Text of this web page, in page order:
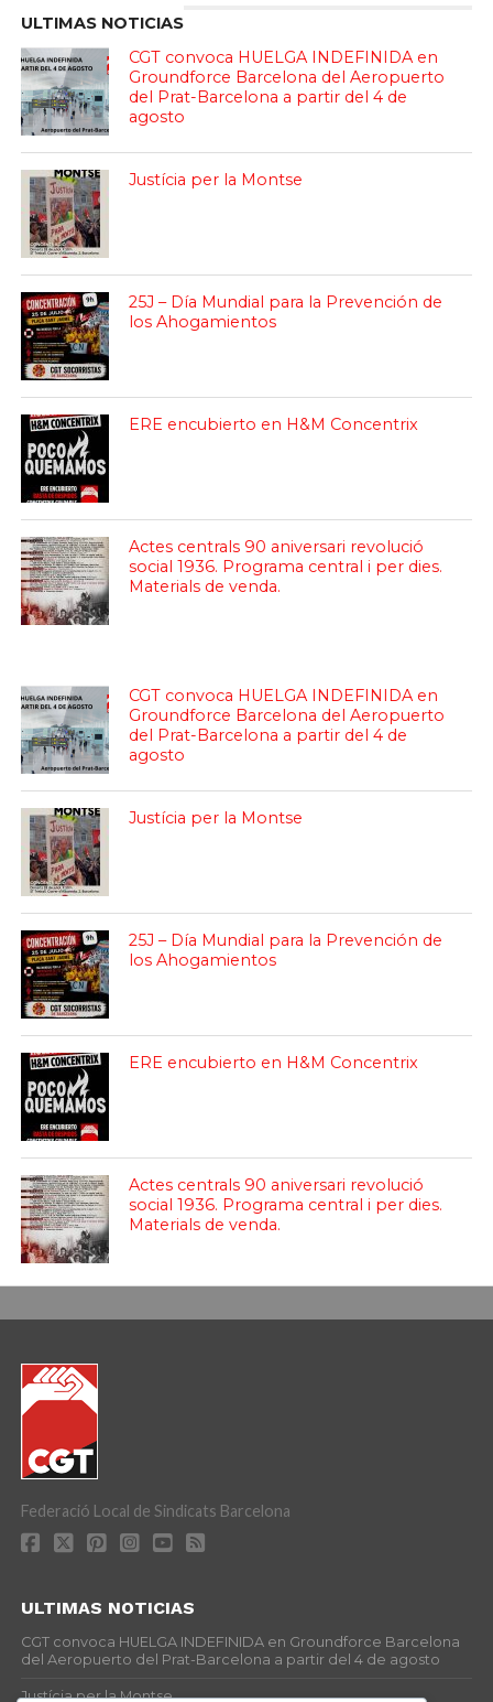
ULTIMAS NOTICIAS
CGT convoca HUELGA INDEFINIDA en
Groundforce Barcelona del Aeropuerto
del Prat-Barcelona a partir del 4 de
agosto
Justícia per la Montse
25J – Día Mundial para la Prevención de
los Ahogamientos
ERE encubierto en H&M Concentrix
Actes centrals 90 aniversari revolució
social 1936. Programa central i per dies.
Materials de venda.
CGT convoca HUELGA INDEFINIDA en
Groundforce Barcelona del Aeropuerto
del Prat-Barcelona a partir del 4 de
agosto
Justícia per la Montse
25J – Día Mundial para la Prevención de
los Ahogamientos
ERE encubierto en H&M Concentrix
Actes centrals 90 aniversari revolució
social 1936. Programa central i per dies.
Materials de venda.
Federació Local de Sindicats Barcelona
ULTIMAS NOTICIAS
CGT convoca HUELGA INDEFINIDA en Groundforce Barcelona
del Aeropuerto del Prat-Barcelona a partir del 4 de agosto
Justícia per la Montse